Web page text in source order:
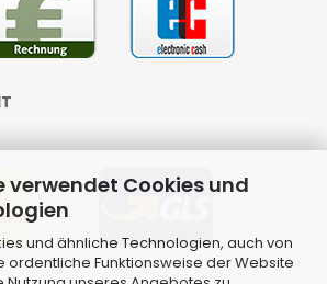
verwendet Cookies und
und ähnliche Technologien, auch von
ordentliche Funktionsweise der Website